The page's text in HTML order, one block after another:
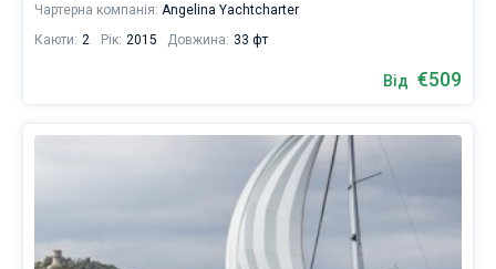
Чартерна компанія: Angelina Yachtcharter
Каюти: 2 Рік: 2015 Довжина: 33 фт
Від €509